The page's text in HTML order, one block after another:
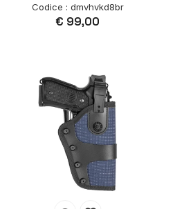
Codice : dmvhvkd8br
€ 99,00